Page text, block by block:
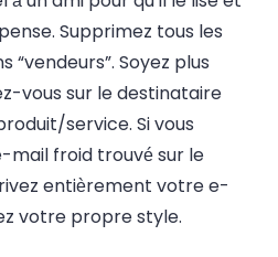
Supprimez tous les
Soyez plus
vous sur le destinataire
service. Si vous
mail froid trouvé sur le
entièrement votre e-
votre propre style.